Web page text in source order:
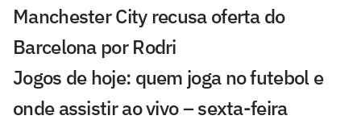
Manchester City recusa oferta do
Barcelona por Rodri
Jogos de hoje: quem joga no futebol e
onde assistir ao vivo – sexta-feira